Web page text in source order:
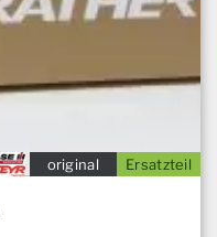
Ersatzteil
original